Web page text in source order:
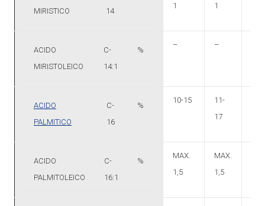
MIRISTICO
14
1
1
ACIDO
MIRISTOLEICO
C-
14:1
%
– –
ACIDO
PALMITICO
C-
16
%
10-15
11-
17
ACIDO
PALMITOLEICO
C-
16:1
%
MAX.
1,5
MAX.
1,5